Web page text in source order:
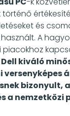
és
A
piacokhoz
Dell kiváló
bizonyult,
a nemzetközi